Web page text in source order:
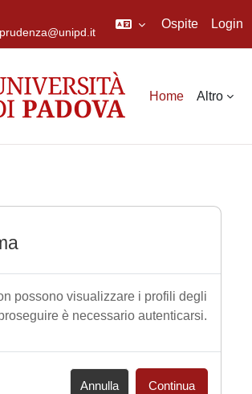
Ospite Login
Home Altro
possono visualizzare i profili degli
è necessario autenticarsi.
Annulla Continua